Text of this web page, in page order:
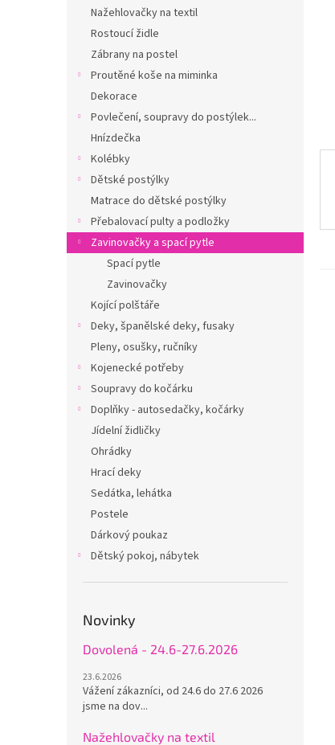
Nažehlovačky na textil
Rostoucí židle
Zábrany na postel
Proutěné koše na miminka
Dekorace
Povlečení, soupravy do postýlek...
Hnízdečka
Kolébky
Dětské postýlky
Matrace do dětské postýlky
Přebalovací pulty a podložky
Zavinovačky a spací pytle
Spací pytle
Zavinovačky
Kojící polštáře
Deky, španělské deky, fusaky
Pleny, osušky, ručníky
Kojenecké potřeby
Soupravy do kočárku
Doplňky - autosedačky, kočárky
Jídelní židličky
Ohrádky
Hrací deky
Sedátka, lehátka
Postele
Dárkový poukaz
Dětský pokoj, nábytek
Novinky
Dovolená - 24.6-27.6.2026
23.6.2026
Vážení zákazníci, od 24.6 do 27.6 2026
jsme na dov...
Nažehlovačky na textil